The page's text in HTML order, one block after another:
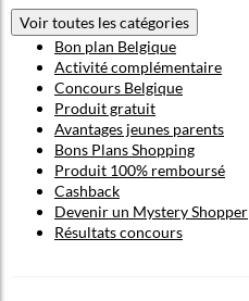
Voir toutes les catégories
Bon plan Belgique
Activité complémentaire
Concours Belgique
Produit gratuit
Avantages jeunes parents
Bons Plans Shopping
Produit 100% remboursé
Cashback
Devenir un Mystery Shopper
Résultats concours